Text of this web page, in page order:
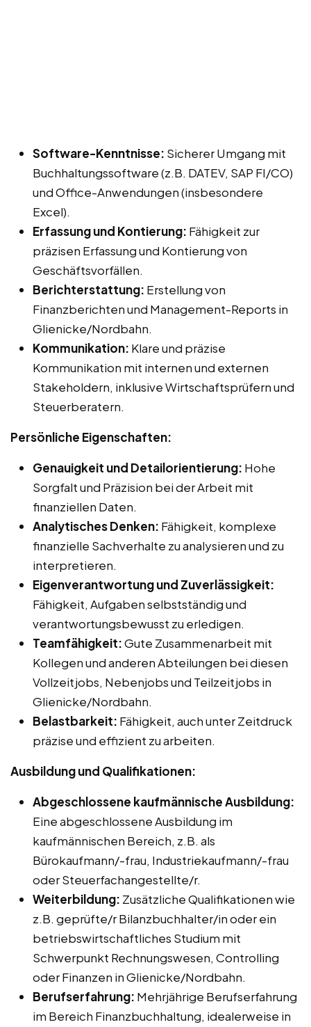
Software-Kenntnisse: Sicherer Umgang mit
Buchhaltungssoftware (z.B. DATEV, SAP FI/CO)
und Office-Anwendungen (insbesondere
Excel).
Erfassung und Kontierung: Fähigkeit zur
präzisen Erfassung und Kontierung von
Geschäftsvorfällen.
Berichterstattung: Erstellung von
Finanzberichten und Management-Reports in
Glienicke/Nordbahn.
Kommunikation: Klare und präzise
Kommunikation mit internen und externen
Stakeholdern, inklusive Wirtschaftsprüfern und
Steuerberatern.
Persönliche Eigenschaften:
Genauigkeit und Detailorientierung: Hohe
Sorgfalt und Präzision bei der Arbeit mit
finanziellen Daten.
Analytisches Denken: Fähigkeit, komplexe
finanzielle Sachverhalte zu analysieren und zu
interpretieren.
Eigenverantwortung und Zuverlässigkeit:
Fähigkeit, Aufgaben selbstständig und
verantwortungsbewusst zu erledigen.
Teamfähigkeit:Gute Zusammenarbeit mit
Kollegen und anderen Abteilungen bei diesen
Vollzeitjobs, Nebenjobs und Teilzeitjobs in
Glienicke/Nordbahn.
Belastbarkeit: Fähigkeit, auch unter Zeitdruck
präzise und effizient zu arbeiten.
Ausbildung und Qualifikationen:
Abgeschlossene kaufmännische Ausbildung:
Eine abgeschlossene Ausbildung im
kaufmännischen Bereich, z.B. als
Bürokaufmann/-frau, Industriekaufmann/-frau
oder Steuerfachangestellte/r.
Weiterbildung: Zusätzliche Qualifikationen wie
z.B. geprüfte/r Bilanzbuchhalter/in oder ein
betriebswirtschaftliches Studium mit
Schwerpunkt Rechnungswesen, Controlling
oder Finanzen in Glienicke/Nordbahn.
Berufserfahrung: Mehrjährige Berufserfahrung
im Bereich Finanzbuchhaltung, idealerweise in